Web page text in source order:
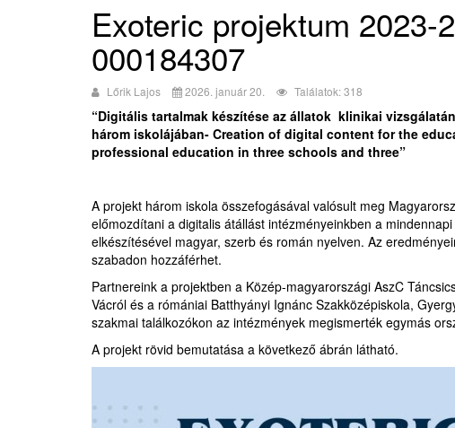
Exoteric projektum 2023-
000184307
Lőrik Lajos 2026. január 20. Találatok: 318
“Digitális tartalmak készítése az állatok klinikai
három iskolájában- Creation of digital content for the
professional education in three schools and three”
A projekt három iskola összefogásával valósult meg
előmozdítani a digitalis átállást intézményeinkben a
elkészítésével magyar, szerb és román nyelven. Az
szabadon hozzáférhet.
Partnereink a projektben a Közép-magyarországi AszC
Vácról és a rómániai Batthyányi Ignánc Szakközépiskola,
szakmai találkozókon az intézmények megismerték egymás
A projekt rövid bemutatása a következő ábrán látható.